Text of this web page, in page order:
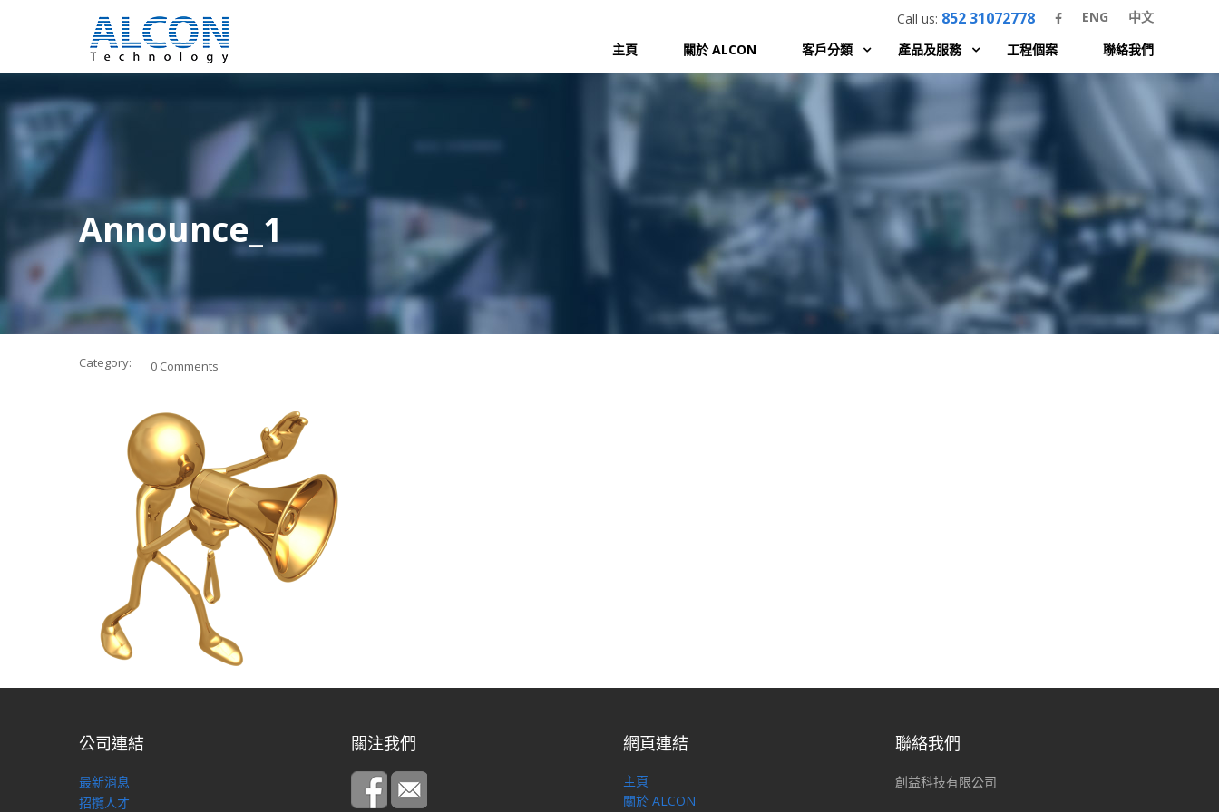
Call us: 852 31072778 ENG
中文
主頁
關於 ALCON 客戶分類 產品及服務 工程個案 聯絡我們
Announce_1
Category: 0 Comments
公司連結
最新消息
招攬人才
關注我們 網頁連結
主頁
關於 ALCON
聯絡我們
創益科技有限公司